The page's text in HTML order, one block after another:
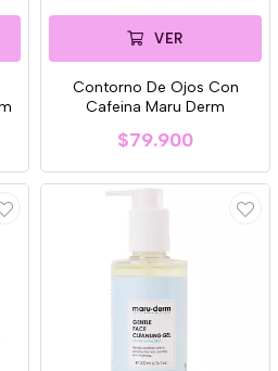
VER
Contorno De Ojos Con
Cafeina Maru Derm
$79.900